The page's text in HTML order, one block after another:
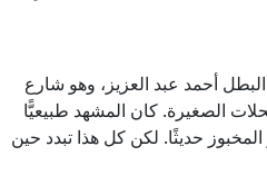
أحمد عبد العزيز، وهو شارع
الصغيرة. كان المشهد طبيعيًّا
حديثًا. لكن كل هذا تبدد حين